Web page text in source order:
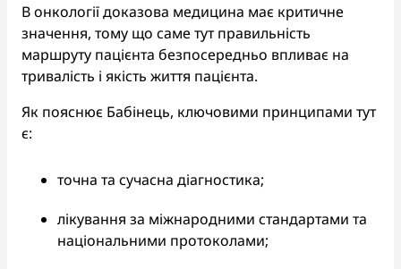
В онкології доказова медицина має критичне
значення, тому що саме тут правильність
маршруту пацієнта безпосередньо впливає на
тривалість і якість життя пацієнта.
Як пояснює Бабінець, ключовими принципами тут
є:
точна та сучасна діагностика;
лікування за міжнародними стандартами та
національними протоколами;